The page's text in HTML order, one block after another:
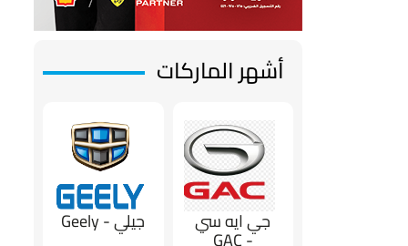
أشهر الماركات
جي ايه سي
- GAC
جيلي - Geely